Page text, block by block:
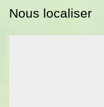
Nous localiser